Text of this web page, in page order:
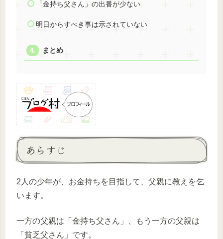
「金持ち父さん」の出番が少ない
明日からすべき事は示されていない
まとめ
あらすじ
2人の少年が、お金持ちを目指して、父親に教えを乞
います。
一方の父親は「金持ち父さん」、もう一方の父親は
「貧乏父さん」です。